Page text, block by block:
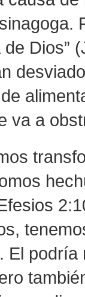
Dios”
va a
El